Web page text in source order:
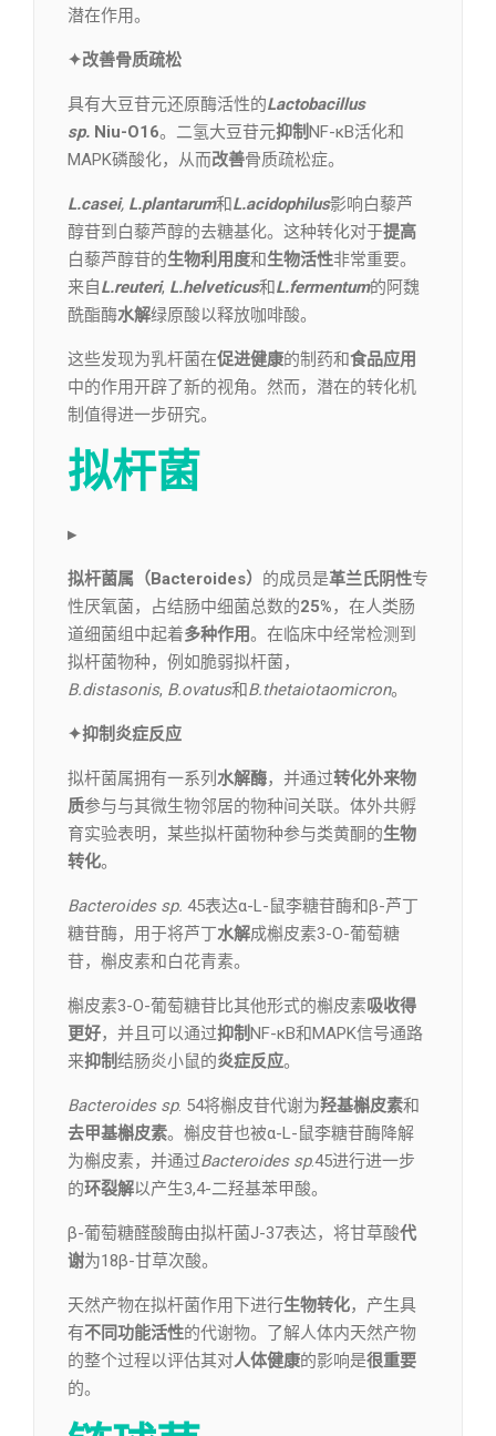
潜在作用。
✦改善骨质疏松
具有大豆苷元还原酶活性的Lactobacillus
sp. Niu-O16。二氢大豆苷元抑制NF-κB活化和
MAPK磷酸化，从而改善骨质疏松症。
L.casei, L.plantarum和L.acidophilus影响白藜芦
醇苷到白藜芦醇的去糖基化。这种转化对于提高
白藜芦醇苷的生物利用度和生物活性非常重要。
来自L.reuteri, L.helveticus和L.fermentum的阿魏
酰酯酶水解绿原酸以释放咖啡酸。
这些发现为乳杆菌在促进健康的制药和食品应用
中的作用开辟了新的视角。然而，潜在的转化机
制值得进一步研究。
拟杆菌
▸
拟杆菌属（Bacteroides） 的成员是革兰氏阴性专
性厌氧菌，占结肠中细菌总数的25%，在人类肠
道细菌组中起着多种作用。在临床中经常检测到
拟杆菌物种，例如脆弱拟杆菌，
B.distasonis, B.ovatus和B.thetaiotaomicron。
✦抑制炎症反应
拟杆菌属拥有一系列 水解酶，并通过转化外来物
质参与与其微生物邻居的物种间关联。体外共孵
育实验表明，某些拟杆菌物种参与类黄酮的生物
转化。
Bacteroides sp. 45表达α-L-鼠李糖苷酶和β-芦丁
糖苷酶，用于将芦丁水解成槲皮素3-O-葡萄糖
苷，槲皮素和白花青素。
槲皮素3-O-葡萄糖苷比其他形式的槲皮素吸收得
更好，并且可以通过抑制NF-κB和MAPK信号通路
来抑制结肠炎小鼠的炎症反应。
Bacteroides sp. 54将槲皮苷代谢为羟基槲皮素和
去甲基槲皮素。槲皮苷也被α-L-鼠李糖苷酶降解
为槲皮素，并通过Bacteroides sp.45进行进一步
的环裂解以产生3,4-二羟基苯甲酸。
β-葡萄糖醛酸酶由拟杆菌J-37表达，将甘草酸代
谢为18β-甘草次酸。
天然产物在拟杆菌作用下进行生物转化，产生具
有不同功能活性的代谢物。了解人体内天然产物
的整个过程以评估其对人体健康的影响是很重要
的。